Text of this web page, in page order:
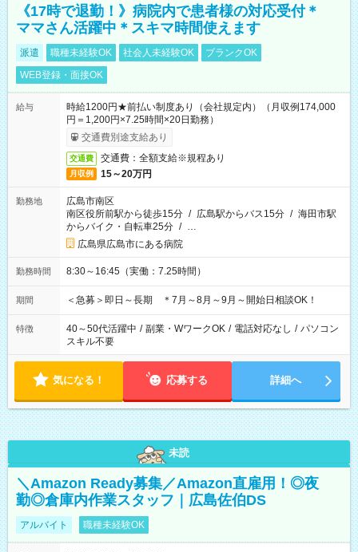
《17時で退勤！》病院内で患者様の対応受付＊
ママさん活躍中＊スキマ時間使えます
派遣 職種未経験OK 社会人未経験OK
ブランクOK
WEB登録・面接OK
給与
時給1200円★前払い制度あり（会社規定内）（月収例174,000
円＝1,200円×7.25時間×20日勤務）
交通費別途支給あり
交通費 交通費：全額支給※規程あり
月収例 15～20万円
勤務地
広島市南区
南区役所前駅から徒歩15分 / 広島駅からバス15分 / 海田市駅
からバイク・自転車25分 / …
広島県広島市にある病院
勤務時間 8:30～16:45（実働：7.25時間）
期間 ＜急募＞即日～長期 ＊7月～8月～9月～開始日相談OK！
特徴 40～50代活躍中 / 副業・WワークOK / 電話対応なし / パソコン
スキル不要
気になる！ 応募する 詳細へ
未読
＼Amazon Ready募集／Amazon直雇用！◎夜
勤◎倉庫内作業スタッフ｜広島佐伯DS
アルバイト 職種未経験OK